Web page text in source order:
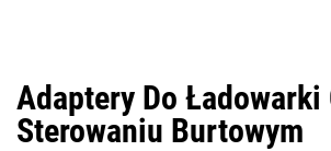
Adaptery Do Ładowarki
Sterowaniu Burtowym